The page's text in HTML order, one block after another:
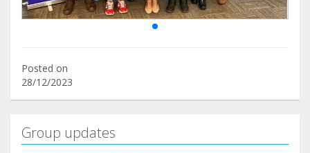
Posted on
28/12/2023
Group updates